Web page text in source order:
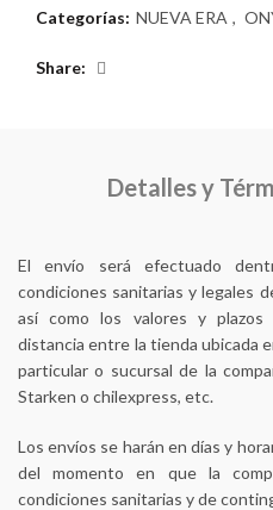
Categorías: NUEVA ERA ,
Share
Detalles y
El envío será efectuado
condiciones sanitarias y legales
así como los valores y plazos
distancia entre la tienda ubicada
particular o sucursal de la
Starken o chilexpress, etc.
Los envíos se harán en días y
del momento en que la
condiciones sanitarias y de